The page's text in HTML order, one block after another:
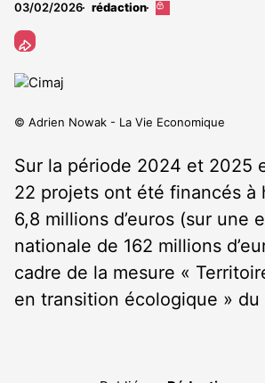
03/02/2026 rédaction
Cet
© Adrien Nowak - La Vie Economique
Sur la période 2024 et 2025
22 projets ont été financés à
6,8 millions d’euros (sur une
nationale de 162 millions
cadre de la mesure «
en transition écologique » du